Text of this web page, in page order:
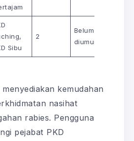
Sibu
2
Belum
diumumkan
kemudahan
nasihat
rabies. Pengguna
pejabat PKD